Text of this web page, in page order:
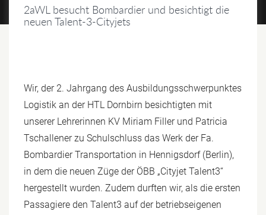
2aWL besucht Bombardier und besichtigt die
neuen Talent-3-Cityjets
Wir, der 2. Jahrgang des Ausbildungsschwerpunktes
Logistik an der HTL Dornbirn besichtigten mit
unserer Lehrerinnen KV Miriam Filler und Patricia
Tschallener zu Schulschluss das Werk der Fa.
Bombardier Transportation in Hennigsdorf (Berlin),
in dem die neuen Züge der ÖBB „Cityjet Talent3“
hergestellt wurden. Zudem durften wir, als die ersten
Passagiere den Talent3 auf der betriebseigenen